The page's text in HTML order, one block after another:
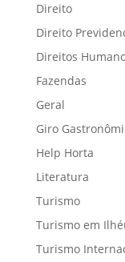
Direito
Direito
Direitos
Fazendas
Geral
Giro
Help Horta
Literatura
Turismo
Turismo em
Turismo